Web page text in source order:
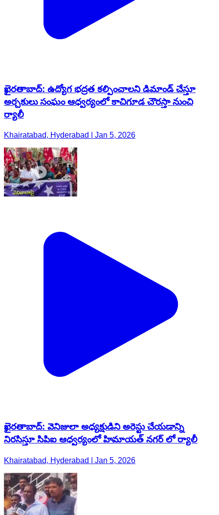
ఖైరతాబాద్: ఉద్యోగ భద్రత కల్పించాలని డిమాండ్ చేస్తూ
అర్చకులు సంఘం ఆధ్వర్యంలో కాచిగూడ చౌరస్తా నుంచి
ర్యాలీ
Khairatabad, Hyderabad | Jan 5, 2026
ఖైరతాబాద్: వెనిజులా అధ్యక్షుడిని అరెస్టు చేయడాన్ని
నిరసిస్తూ సిపిఐ ఆధ్వర్యంలో హిమాయత్ నగర్ లో ర్యాలీ
Khairatabad, Hyderabad | Jan 5, 2026